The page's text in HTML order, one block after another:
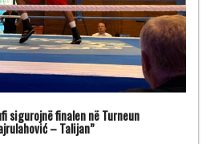
sigurojnë finalen në Turneun
– Talijan”